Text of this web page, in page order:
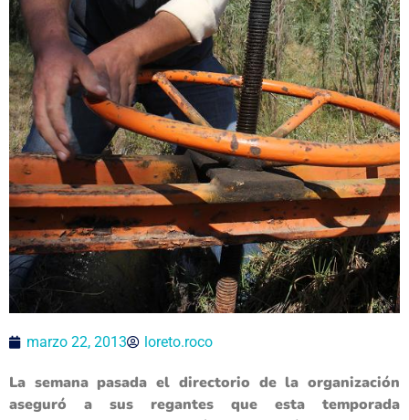
marzo 22, 2013 loreto.roco
La semana pasada el directorio de la organización
aseguró a sus regantes que esta temporada